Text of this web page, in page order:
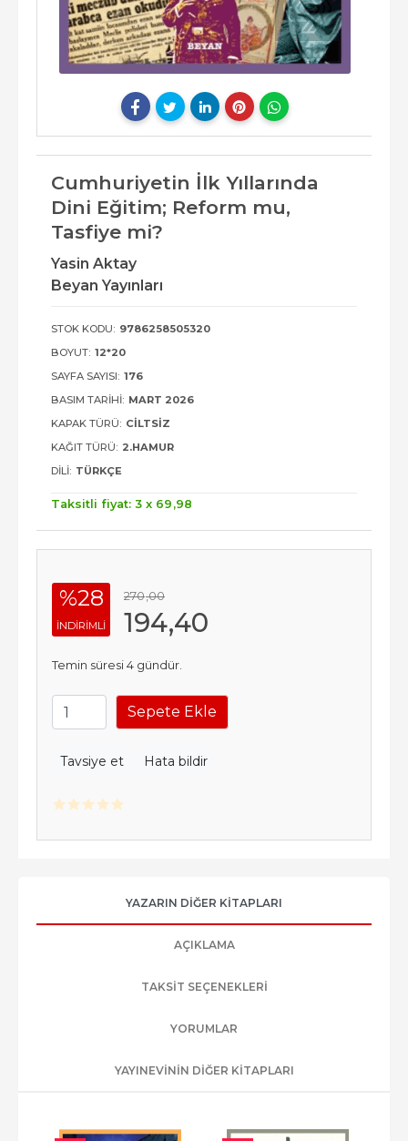
Cumhuriyetin İlk Yıllarında
Dini Eğitim; Reform mu,
Tasfiye mi?
Yasin Aktay
Beyan Yayınları
STOK KODU: 9786258505320
BOYUT: 12*20
SAYFA SAYISI: 176
BASIM TARIHI: MART 2026
KAPAK TÜRÜ: CILTSIZ
KAĞIT TÜRÜ: 2.HAMUR
DILI: TÜRKÇE
Taksitli fiyat: 3 x 69 ,98
%28
INDIRIMLI
270,00
194,40
Temin süresi 4 gündür.
Sepete Ekle
Tavsiye et Hata bildir
YAZARIN DIĞER KITAPLARI
AÇIKLAMA
TAKSIT SEÇENEKLERI
YORUMLAR
YAYINEVININ DIĞER KITAPLARI